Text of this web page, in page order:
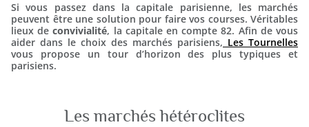
Si vous passez dans la capitale parisienne, les marchés
peuvent être une solution pour faire vos courses. Véritables
lieux deconvivialité, la capitale en compte 82. Afin de vous
aider dans le choix des marchés parisiens, Les Tournelles
vous propose un tour d’horizon des plus typiques et
parisiens.
Les marchés hétéroclites